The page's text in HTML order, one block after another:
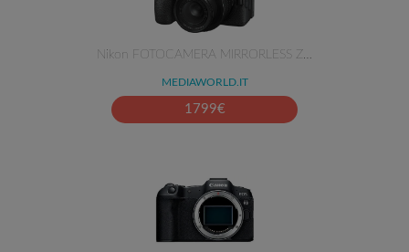
Nikon FOTOCAMERA MIRRORLESS Z…
MEDIAWORLD.IT
1799€